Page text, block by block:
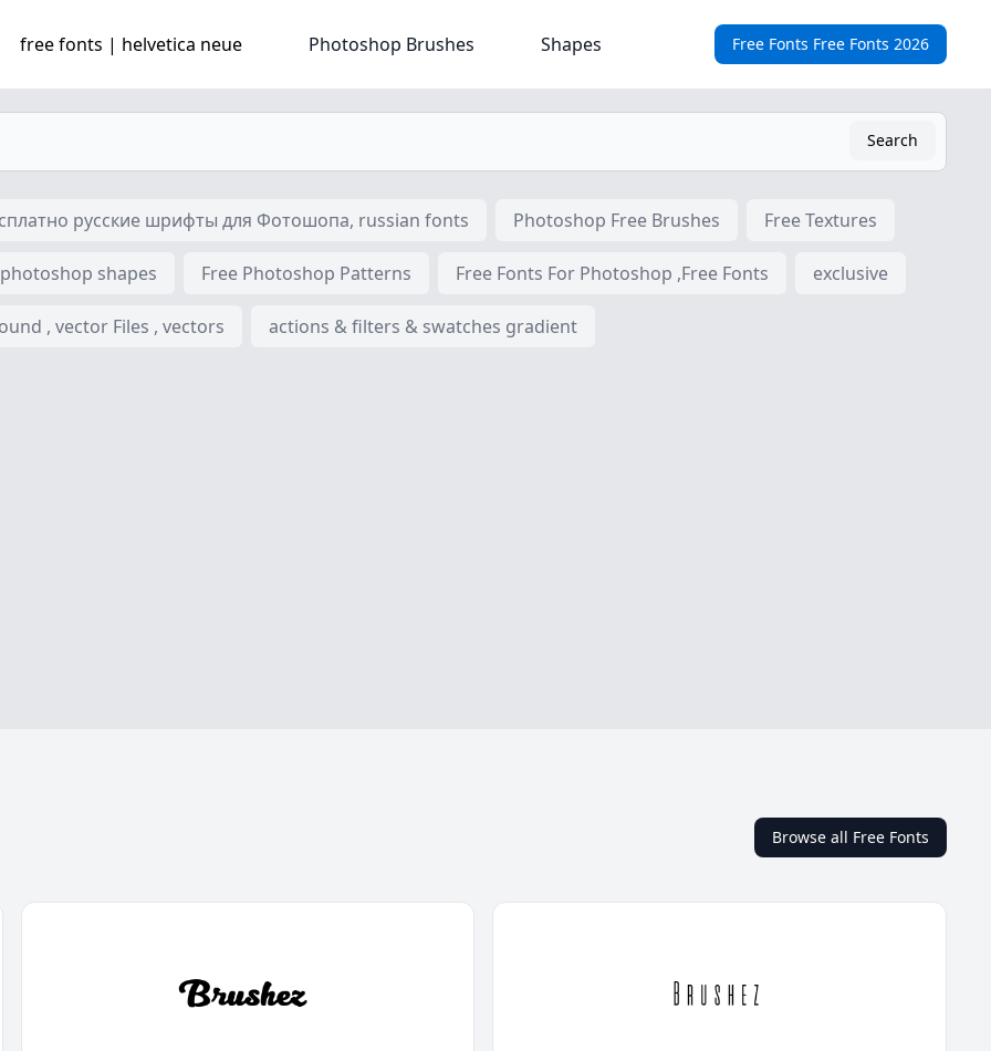
Free Fonts Free Fonts 2026
free fonts | helvetica neue Photoshop Brushes Shapes
Search
русские шрифты для Фотошопа, russian fonts Photoshop Free Brushes Free Textures
shapes Free Photoshop Patterns Free Fonts For Photoshop ,Free Fonts exclusive
, vector Files , vectors actions & filters & swatches gradient
Browse all Free Fonts